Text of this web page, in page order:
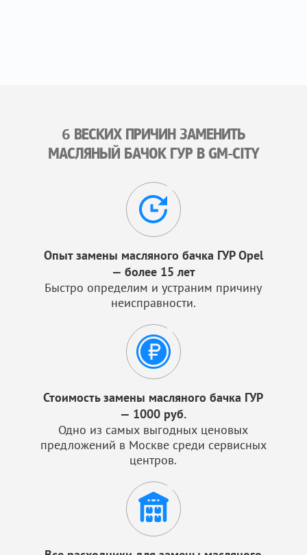
6 ВЕСКИХ ПРИЧИН ЗАМЕНИТЬ
МАСЛЯНЫЙ БАЧОК ГУР В GM-CITY
Опыт замены масляного бачка ГУР Opel
— более 15 лет
Быстро определим и устраним причину
неисправности.
Стоимость замены масляного бачка ГУР
— 1000 руб.
Одно из самых выгодных ценовых
предложений в Москве среди сервисных
центров.